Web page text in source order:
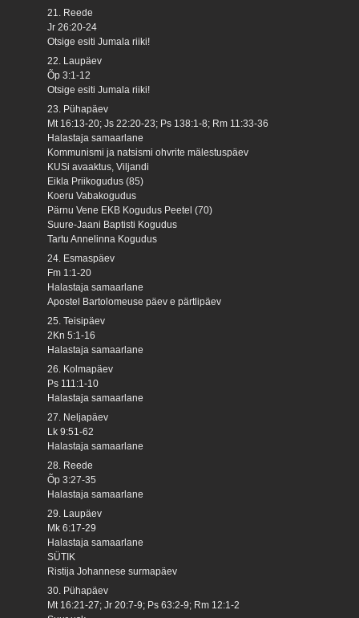
21. Reede
Jr 26:20-24
Otsige esiti Jumala riiki!
22. Laupäev
Õp 3:1-12
Otsige esiti Jumala riiki!
23. Pühapäev
Mt 16:13-20; Js 22:20-23; Ps 138:1-8; Rm 11:33-36
Halastaja samaarlane
Kommunismi ja natsismi ohvrite mälestuspäev
KUSi avaaktus, Viljandi
Eikla Priikogudus (85)
Koeru Vabakogudus
Pärnu Vene EKB Kogudus Peetel (70)
Suure-Jaani Baptisti Kogudus
Tartu Annelinna Kogudus
24. Esmaspäev
Fm 1:1-20
Halastaja samaarlane
Apostel Bartolomeuse päev e pärtlipäev
25. Teisipäev
2Kn 5:1-16
Halastaja samaarlane
26. Kolmapäev
Ps 111:1-10
Halastaja samaarlane
27. Neljapäev
Lk 9:51-62
Halastaja samaarlane
28. Reede
Õp 3:27-35
Halastaja samaarlane
29. Laupäev
Mk 6:17-29
Halastaja samaarlane
SÜTIK
Ristija Johannese surmapäev
30. Pühapäev
Mt 16:21-27; Jr 20:7-9; Ps 63:2-9; Rm 12:1-2